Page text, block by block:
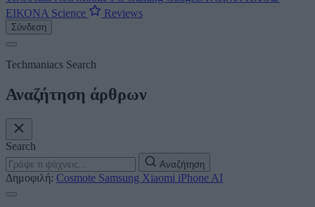
ΕΙΚΟΝΑ Science Reviews
Σύνδεση
Techmaniacs Search
Αναζήτηση άρθρων
Search
Αναζήτηση
Δημοφιλή: Cosmote Samsung Xiaomi iPhone AI